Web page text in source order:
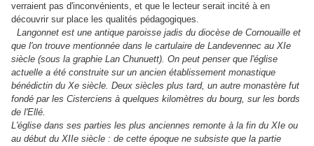
verraient pas d'inconvénients, et que le lecteur serait incité à en
découvrir sur place les qualités pédagogiques.
Langonnet est une antique paroisse jadis du diocèse de Cornouaille et
que l'on trouve mentionnée dans le cartulaire de Landevennec au XIe
siècle (sous la graphie Lan Chunuett). On peut penser que l'église
actuelle a été construite sur un ancien établissement monastique
bénédictin du Xe siècle. Deux siècles plus tard, un autre monastère fut
fondé par les Cisterciens à quelques kilomètres du bourg, sur les bords
de l'Ellé.
L'église dans ses parties les plus anciennes remonte à la fin du XIe ou
au début du XIIe siècle : de cette époque ne subsiste que la partie